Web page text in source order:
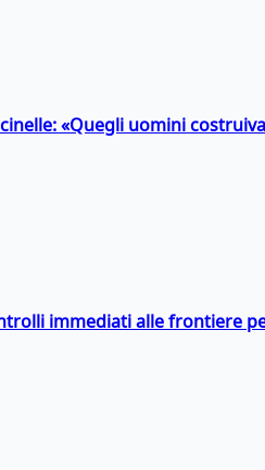
«Quegli uomini
immediati alle frontiere